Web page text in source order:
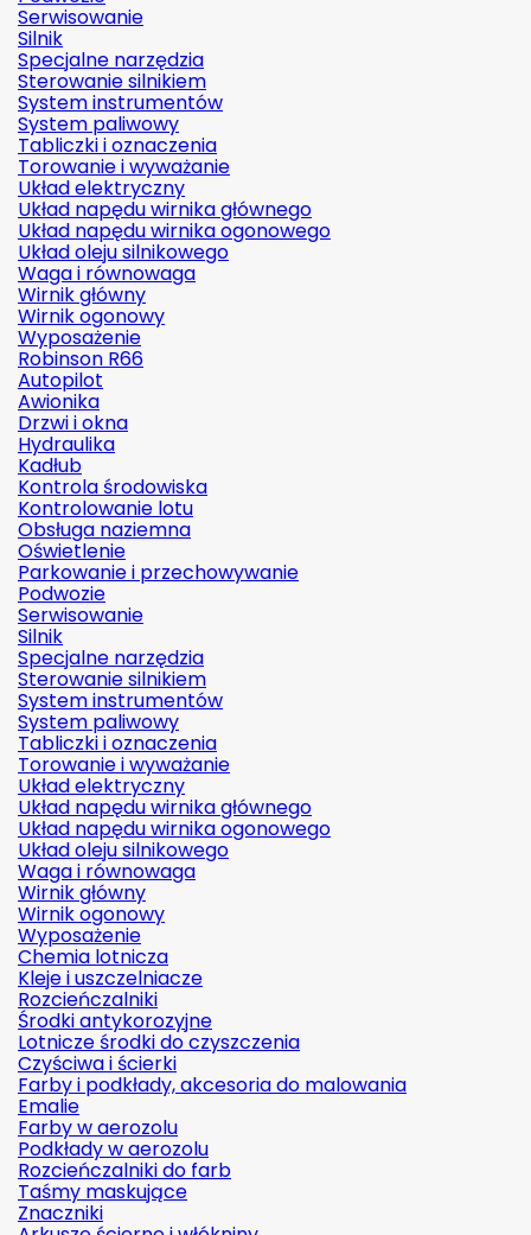
Serwisowanie
Silnik
Specjalne narzędzia
Sterowanie silnikiem
System instrumentów
System paliwowy
Tabliczki i oznaczenia
Torowanie i wyważanie
Układ elektryczny
Układ napędu wirnika głównego
Układ napędu wirnika ogonowego
Układ oleju silnikowego
Waga i równowaga
Wirnik główny
Wirnik ogonowy
Wyposażenie
Robinson R66
Autopilot
Awionika
Drzwi i okna
Hydraulika
Kadłub
Kontrola środowiska
Kontrolowanie lotu
Obsługa naziemna
Oświetlenie
Parkowanie i przechowywanie
Podwozie
Serwisowanie
Silnik
Specjalne narzędzia
Sterowanie silnikiem
System instrumentów
System paliwowy
Tabliczki i oznaczenia
Torowanie i wyważanie
Układ elektryczny
Układ napędu wirnika głównego
Układ napędu wirnika ogonowego
Układ oleju silnikowego
Waga i równowaga
Wirnik główny
Wirnik ogonowy
Wyposażenie
Chemia lotnicza
Kleje i uszczelniacze
Rozcieńczalniki
Środki antykorozyjne
Lotnicze środki do czyszczenia
Czyściwa i ścierki
Farby i podkłady, akcesoria do malowania
Emalie
Farby w aerozolu
Podkłady w aerozolu
Rozcieńczalniki do farb
Taśmy maskujące
Znaczniki